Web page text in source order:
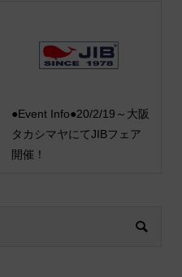
●Event Info●20/2/19～大阪
タカシマヤにてJIBフェア
開催！